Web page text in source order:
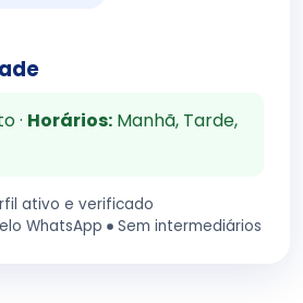
· Horários:Manhã, Tarde,
ativo e verificado
WhatsApp
Sem intermediários